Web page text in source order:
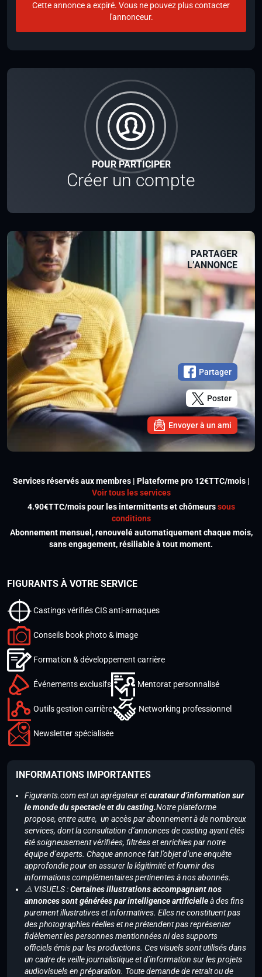
POUR PARTICIPER
Créer un compte
PARTAGER
L’ANNONCE
Partager
Poster
Envoyer à un ami
Cette annonce a expiré. Vous ne pouvez plus contacter
l'annonceur.
Services réservés aux membres | Plateforme pro 12€TTC/mois |
Voir tous les services
4.90€TTC/mois pour les intermittents et chômeurssous
conditions
Abonnement mensuel, renouvelé automatiquement chaque mois,
sans engagement, résiliable à tout moment.
FIGURANTS À VOTRE SERVICE
Castings vérifiés CIS anti-arnaques
Conseils book photo & image
Formation & développement carrière
Événements exclusifs Mentorat personnalisé
Outils gestion carrière Networking professionnel
Newsletter spécialisée
INFORMATIONS IMPORTANTES
Figurants.com est un agrégateur etcurateur d’information sur
le monde du spectacle et du casting.Notre plateforme
propose, entre autre, un accès par abonnement à de nombreux
services, dont la consultation d’annonces de casting ayant étés
été soigneusement vérifiées, filtrées et enrichies par notre
équipe d’experts. Chaque annonce fait l’objet d’une enquête
approfondie pour en assurer la légitimité et fournir des
informations complémentaires pertinentes à nos abonnés.
⚠️ VISUELS :Certaines illustrations accompagnant nos
annonces sont générées par intelligence artificielleà des fins
purement illustratives et informatives. Elles ne constituent pas
des photographies réelles et ne prétendent pas représenter
fidèlement les personnes mentionnées ni des supports
officiels émis par les productions. Ces visuels sont utilisés dans
un cadre de veille journalistique et d’information sur les projets
audiovisuels en préparation. Toute demande de retrait ou de